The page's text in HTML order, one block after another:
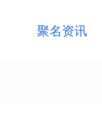
聚名资讯